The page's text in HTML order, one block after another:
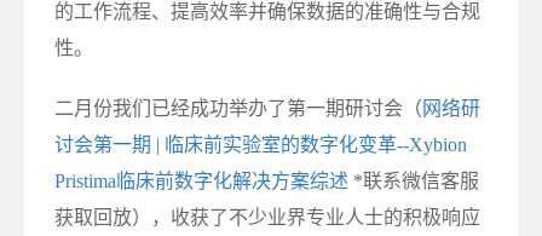
的工作流程、提高效率并确保数据的准确性与合规
性。
二月份我们已经成功举办了第一期研讨会（ 网络研
讨会第一期 | 临床前实验室的数字化变革--Xybion
Pristima临床前数字化解决方案综述 *联系微信客服
获取回放），收获了不少业界专业人士的积极响应